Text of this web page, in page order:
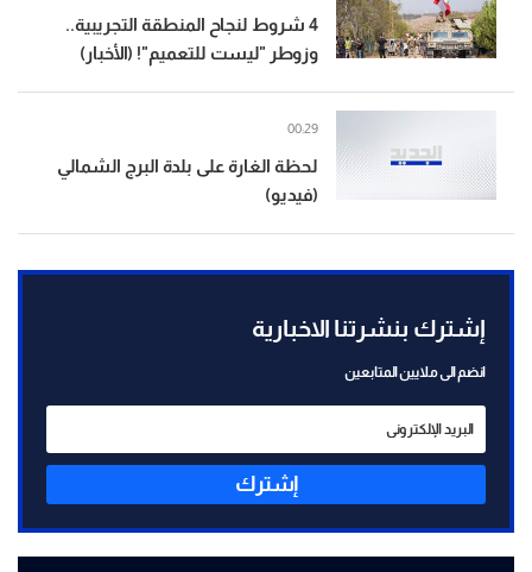
4 شروط لنجاح المنطقة التجريبية..
وزوطر "ليست للتعميم"! (الأخبار)
لحظة الغارة على بلدة البرج الشمالي
(فيديو)
00:29
إشترك بنشرتنا الاخبارية
انضم الى ملايين المتابعين
إشترك